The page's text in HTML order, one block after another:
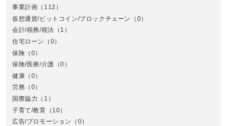
事業計画 （112）
仮想通貨/ビットコイン/ブロックチェーン
（0）
会計/税務/税法 （1）
住宅ローン
（0）
保険 （0）
保険/医療/介護 （0）
健康 （0）
労務 （0）
国際協力 （1）
子育て/教育 （10）
広告/プロモーション
（0）